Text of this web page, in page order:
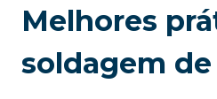
Melhores
soldagem